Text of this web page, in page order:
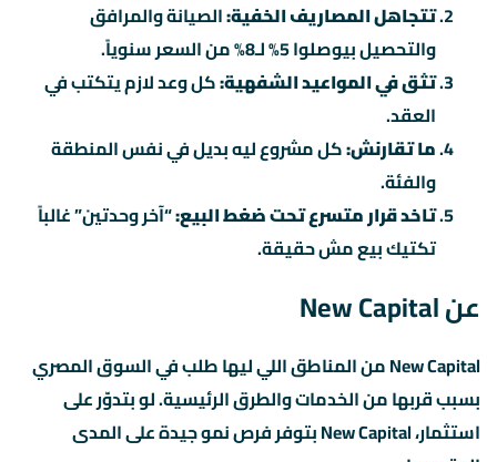
تتجاهل المصاريف الخفية:الصيانة والمرافق
والتحصيل بيوصلوا 5% لـ8% من السعر سنوياً.
تثق في المواعيد الشفهية:كل وعد لازم يتكتب في
العقد.
ما تقارنش:كل مشروع ليه بديل في نفس المنطقة
والفئة.
تاخد قرار متسرع تحت ضغط البيع:“آخر وحدتين” غالباً
تكتيك بيع مش حقيقة.
عن New Capital
New Capital من المناطق اللي ليها طلب في السوق المصري
بسبب قربها من الخدمات والطرق الرئيسية. لو بتدوّر على
استثمار، New Capital بتوفر فرص نمو جيدة على المدى